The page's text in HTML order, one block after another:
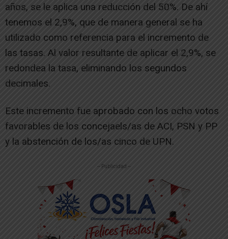
años, se le aplica una reducción del 50%. De ahí
tenemos el 2,9%, que de manera general se ha
utilizado como referencia para el incremento de
las tasas. Al valor resultante de aplicar el 2,9%, se
redondea la tasa, eliminando los segundos
decimales.
Este incremento fue aprobado con los ocho votos
favorables de los concejaels/as de ACI, PSN y PP
y la abstención de los/as cinco de UPN.
-- Publicidad --